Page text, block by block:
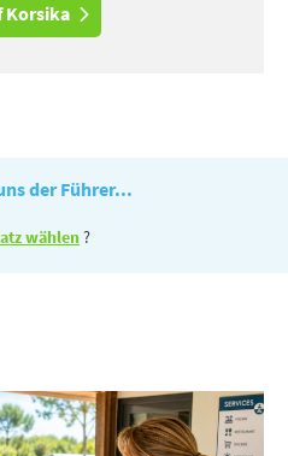
Korsika
der Führer...
wählen?